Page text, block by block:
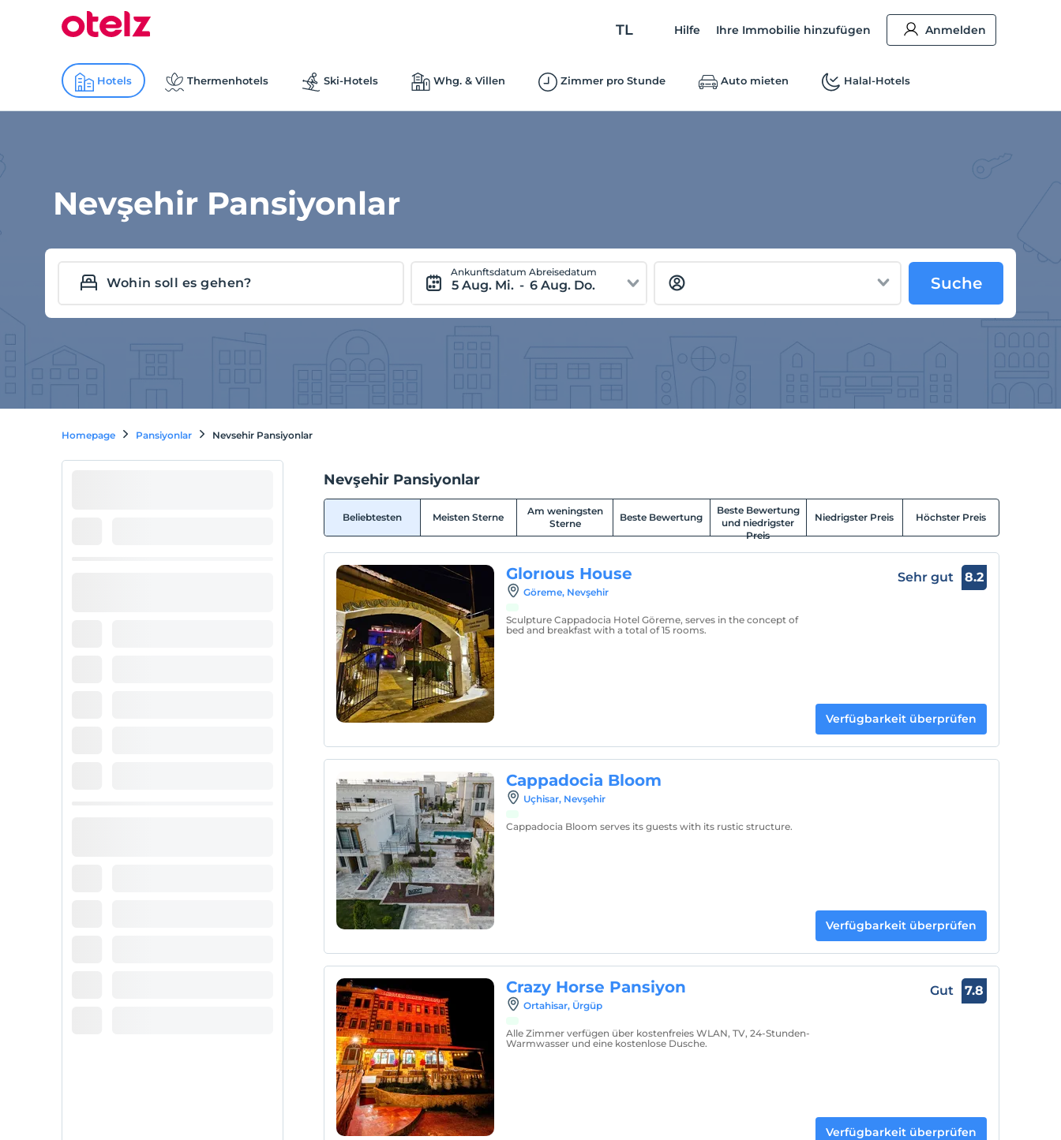
TL Hilfe Ihre Immobilie hinzufügen Anmelden
Hotels Thermenhotels Ski-Hotels Whg. & Villen Zimmer pro Stunde Auto mieten Halal-Hotels
Nevşehir Pansiyonlar
Ankunftsdatum
5 Aug. Mi. -
Abreisedatum
6 Aug. Do. Suche
Homepage Pansiyonlar Nevsehir Pansiyonlar
Nevşehir Pansiyonlar
Beliebtesten Meisten Sterne
Am weningsten
Sterne
Beste Bewertung
Beste Bewertung
und niedrigster
Preis
Niedrigster Preis Höchster Preis
Glorıous House
Göreme, Nevşehir
Sculpture Cappadocia Hotel Göreme, serves in the concept of
bed and breakfast with a total of 15 rooms.
Sehr gut 8.2
Verfügbarkeit überprüfen
Cappadocia Bloom
Uçhisar, Nevşehir
Cappadocia Bloom serves its guests with its rustic structure.
Verfügbarkeit überprüfen
Crazy Horse Pansiyon
Ortahisar, Ürgüp
Alle Zimmer verfügen über kostenfreies WLAN, TV, 24-Stunden-
Warmwasser und eine kostenlose Dusche.
Gut 7.8
Verfügbarkeit überprüfen